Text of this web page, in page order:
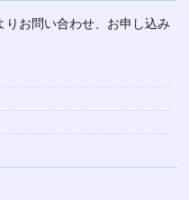
お問い合わせ、お申し込み